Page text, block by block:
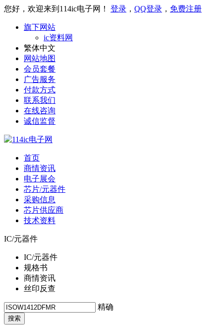
您好，欢迎来到114ic电子网！ 登录 ， QQ登录 ， 免费注册
旗下网站
ic资料网
繁体中文
网站地图
会员套餐
广告服务
付款方式
联系我们
在线咨询
诚信监督
首页
商情资讯
电子展会
芯片/元器件
采购信息
芯片供应商
技术资料
IC/元器件
IC/元器件
规格书
商情资讯
丝印反查
精确